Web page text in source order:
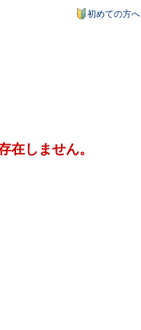
初めての方へ
在しません。